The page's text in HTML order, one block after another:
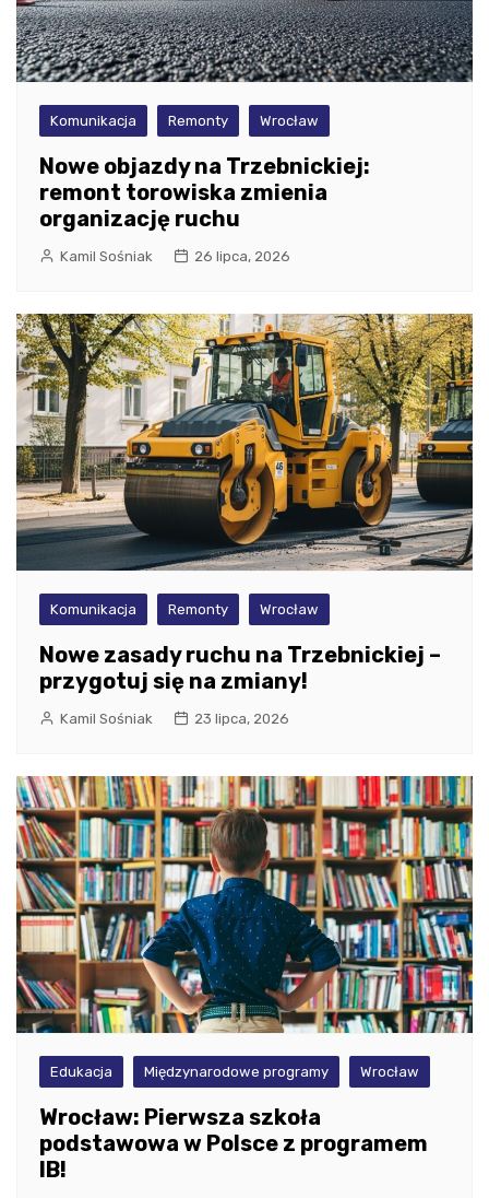
Komunikacja Remonty Wrocław
Nowe objazdy na Trzebnickiej:
remont torowiska zmienia
organizację ruchu
Kamil Sośniak 26 lipca, 2026
Komunikacja Remonty Wrocław
Nowe zasady ruchu na Trzebnickiej –
przygotuj się na zmiany!
Kamil Sośniak 23 lipca, 2026
Edukacja Międzynarodowe programy Wrocław
Wrocław: Pierwsza szkoła
podstawowa w Polsce z programem
IB!